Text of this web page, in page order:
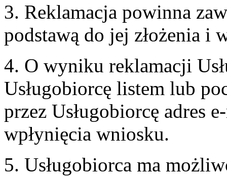
3. Reklamacja powinna
podstawą do jej złożenia i
4. O wyniku reklamacji
Usługobiorcę listem lub
przez Usługobiorcę adres
wpłynięcia wniosku.
5. Usługobiorca ma